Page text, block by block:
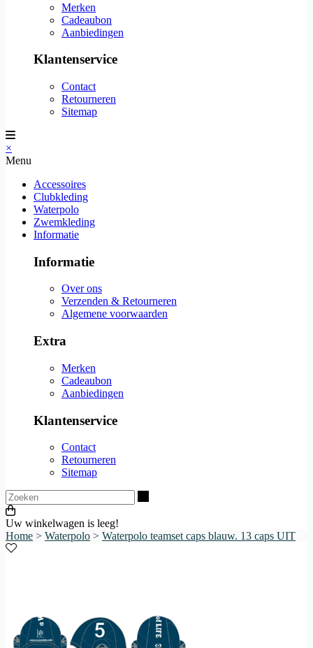
Merken
Cadeaubon
Aanbiedingen
Klantenservice
Contact
Retourneren
Sitemap
×
Menu
Accessoires
Clubkleding
Waterpolo
Zwemkleding
Informatie
Informatie
Over ons
Verzenden & Retourneren
Algemene voorwaarden
Extra
Merken
Cadeaubon
Aanbiedingen
Klantenservice
Contact
Retourneren
Sitemap
Uw winkelwagen is leeg!
Home > Waterpolo > Waterpolo teamset caps blauw. 13 caps UIT